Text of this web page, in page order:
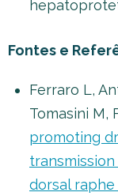
Fontes e
Ferraro L,
Tomasini M,
promoting
dorsal